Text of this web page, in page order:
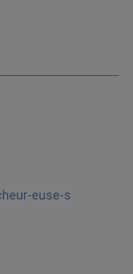
euse-s